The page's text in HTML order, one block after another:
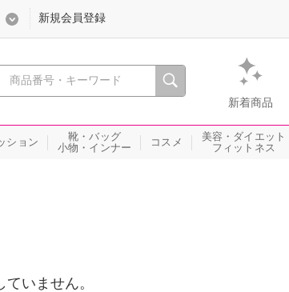
心おどる、瞬間を。通販・テレビショッピング
新着商品
新規会員登録
ション
靴・バッグ
小物・インナー
コスメ
美容・ダイエット
フィットネス
いません。